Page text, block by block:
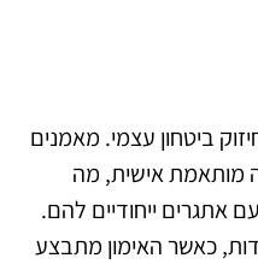
ביטחון עצמי. מאמנים
מותאמת אישית, מה
ייחודיים להם.
כאשר האימון מתבצע